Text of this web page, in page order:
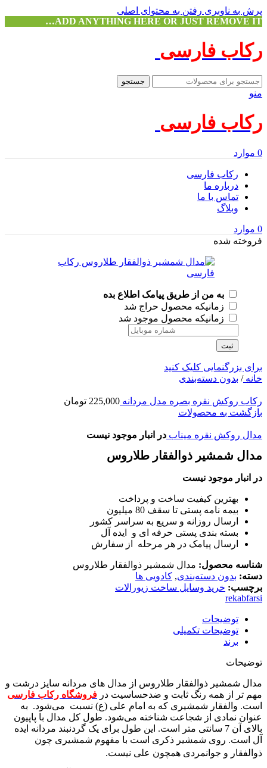
پرش به ناوبری رفتن به محتوای اصلی
ADD ANYTHING HERE OR JUST REMOVE IT…
رکاب فارسی
جستجو
منو
رکاب فارسی
0 موارد
رکاب فارسی
درباره ما
تماس با ما
وبلاگ
0 موارد
فروخته شده
به من از طریق پیامک اطلاع بده
زمانیکه محصول حراج شد
زمانیکه محصول موجود شد
ثبت
برای بزرگنمایی کلیک کنید
خانه/ بدون دسته‌بندی
رکاب روکش نقره بصره مدل مردانه 225,000 تومان
بازگشت به محصولات
مدال روکش نقره میناب در انبار موجود نیست
مدال شمشیر ذوالفقار طلاروس
در انبار موجود نیست
بهترین کیفیت ساخت و پرداخت
بیمه نامه پستی تا سقف 80 میلیون
ارسال روزانه و سریع به سراسر کشور
بسته بندی پستی حرفه ای و ایده آل
ارسال پیامک در هر مرحله از سفارش
شناسه محصول: مدال شمشیر ذوالفقار طلاروس
دسته: بدون دسته‌بندی, کادویی ها
برچسب: خرید وسایل ساخت زیورالات
rekabfarsi
توضیحات
توضیحات تکمیلی
برند
توضیحات
مدال شمشیر ذوالفقار طلاروس از مدال های مردانه سایز درشت و
مهم تر از همه رنگ ثابت و ضدحساسیت در فروشگاه رکاب فارسی
است. والفقار شمشیری که به امام علی (ع) نسبت می‌شود. به
عنوان نمادی از شجاعت شناخته می‌شود. طول کل مدال با پاپیون
بالای آن 7 سانتی متر است. این طول برای یک گردنبند مردانه ایده
آل است. روی شمشیر ذکری است با مفهوم شمشیری چون
ذوالفقار و جوانمردی همچون علی نیست.